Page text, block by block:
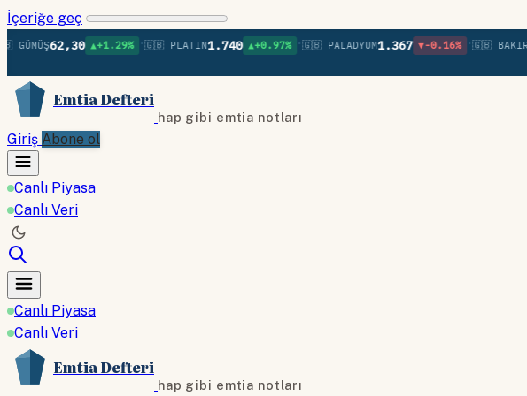
İçeriğe geç
62,30 ▲+1.29% •🇬🇧 PLATIN1.740 ▲+0.97% •🇬🇧 PALADYUM1.367 ▼-0.16% •🇬🇧 BAKIR14.977
Emtia Defteri
hap gibi emtia notları
Giriş Abone ol
Canlı Piyasa
Canlı Veri
Canlı Piyasa
Canlı Veri
Emtia Defteri
hap gibi emtia notları